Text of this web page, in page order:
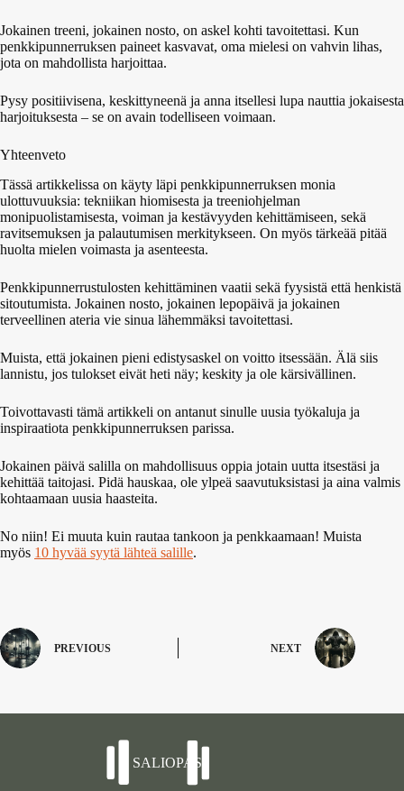
Jokainen treeni, jokainen nosto, on askel kohti tavoitettasi. Kun
penkkipunnerruksen paineet kasvavat, oma mielesi on vahvin lihas,
jota on mahdollista harjoittaa.
Pysy positiivisena, keskittyneenä ja anna itsellesi lupa nauttia jokaisesta
harjoituksesta – se on avain todelliseen voimaan.
Yhteenveto
Tässä artikkelissa on käyty läpi penkkipunnerruksen monia
ulottuvuuksia: tekniikan hiomisesta ja treeniohjelman
monipuolistamisesta, voiman ja kestävyyden kehittämiseen, sekä
ravitsemuksen ja palautumisen merkitykseen. On myös tärkeää pitää
huolta mielen voimasta ja asenteesta.
Penkkipunnerrustulosten kehittäminen vaatii sekä fyysistä että henkistä
sitoutumista. Jokainen nosto, jokainen lepopäivä ja jokainen
terveellinen ateria vie sinua lähemmäksi tavoitettasi.
Muista, että jokainen pieni edistysaskel on voitto itsessään. Älä siis
lannistu, jos tulokset eivät heti näy; keskity ja ole kärsivällinen.
Toivottavasti tämä artikkeli on antanut sinulle uusia työkaluja ja
inspiraatiota penkkipunnerruksen parissa.
Jokainen päivä salilla on mahdollisuus oppia jotain uutta itsestäsi ja
kehittää taitojasi. Pidä hauskaa, ole ylpeä saavutuksistasi ja aina valmis
kohtaamaan uusia haasteita.
No niin! Ei muuta kuin rautaa tankoon ja penkkaamaan! Muista
myös 10 hyvää syytä lähteä salille.
PREVIOUS NEXT